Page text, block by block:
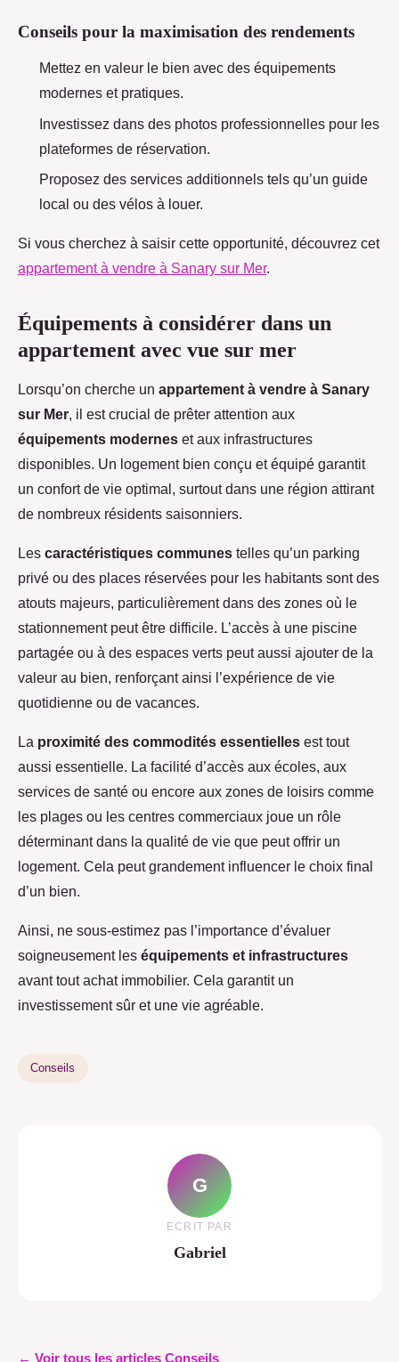
Conseils pour la maximisation des rendements
Mettez en valeur le bien avec des équipements
modernes et pratiques.
Investissez dans des photos professionnelles pour les
plateformes de réservation.
Proposez des services additionnels tels qu’un guide
local ou des vélos à louer.
Si vous cherchez à saisir cette opportunité, découvrez cet
appartement à vendre à Sanary sur Mer.
Équipements à considérer dans un
appartement avec vue sur mer
Lorsqu’on cherche un appartement à vendre à Sanary
sur Mer, il est crucial de prêter attention aux
équipements modernes et aux infrastructures
disponibles. Un logement bien conçu et équipé garantit
un confort de vie optimal, surtout dans une région attirant
de nombreux résidents saisonniers.
Les caractéristiques communes telles qu’un parking
privé ou des places réservées pour les habitants sont des
atouts majeurs, particulièrement dans des zones où le
stationnement peut être difficile. L’accès à une piscine
partagée ou à des espaces verts peut aussi ajouter de la
valeur au bien, renforçant ainsi l’expérience de vie
quotidienne ou de vacances.
La proximité des commodités essentielles est tout
aussi essentielle. La facilité d’accès aux écoles, aux
services de santé ou encore aux zones de loisirs comme
les plages ou les centres commerciaux joue un rôle
déterminant dans la qualité de vie que peut offrir un
logement. Cela peut grandement influencer le choix final
d’un bien.
Ainsi, ne sous-estimez pas l’importance d’évaluer
soigneusement les équipements et infrastructures
avant tout achat immobilier. Cela garantit un
investissement sûr et une vie agréable.
Conseils
G
ECRIT PAR
Gabriel
← Voir tous les articles Conseils